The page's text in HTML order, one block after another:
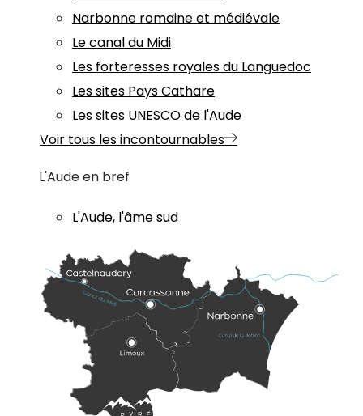
Narbonne romaine et médiévale
Le canal du Midi
Les forteresses royales du Languedoc
Les sites Pays Cathare
Les sites UNESCO de l'Aude
Voir tous les incontournables
L'Aude en bref
L'Aude, l'âme sud